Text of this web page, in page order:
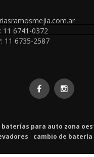
11 6741-0372
11 6735-2587
baterías para auto zona
- cambio de